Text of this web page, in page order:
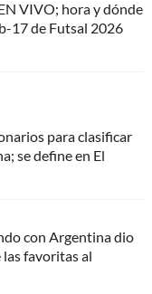
VIVO; hora y dónde
17 de Futsal 2026
para clasificar
se define en El
con Argentina dio
favoritas al